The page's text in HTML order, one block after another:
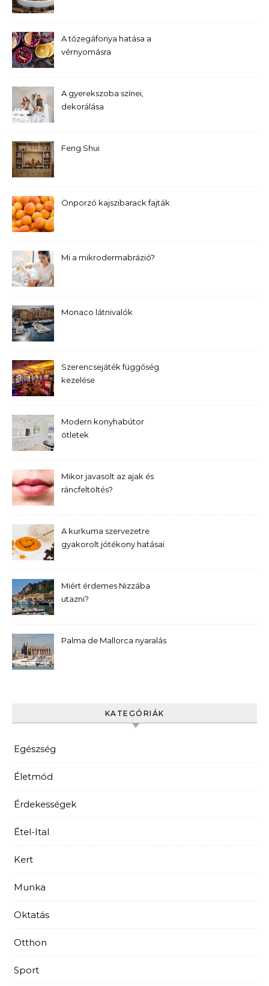
A tőzegáfonya hatása a
vérnyomásra
A gyerekszoba színei,
dekorálása
Feng Shui
Önporzó kajszibarack fajták
Mi a mikrodermabrázió?
Monaco látnivalók
Szerencsejáték függőség
kezelése
Modern konyhabútor
ötletek
Mikor javasolt az ajak és
ráncfeltöltés?
A kurkuma szervezetre
gyakorolt jótékony hatásai
Miért érdemes Nizzába
utazni?
Palma de Mallorca nyaralás
KATEGÓRIÁK
Egészség
Életmód
Érdekességek
Étel-Ital
Kert
Munka
Oktatás
Otthon
Sport